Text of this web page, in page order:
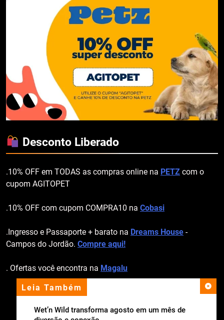
Leia Também
Wet’n Wild transforma agosto em um mês de
Desconto Liberado
.10% OFF em TODAS as compras online na PETZ com o
cupom AGITOPET
.10% OFF com cupom COMPRA10 na Cobasi
.Ingresso e Passaporte + barato na Dreams House -
Campos do Jordão. Compre aqui!
. Ofertas você encontra na Magalu
apoio institucional